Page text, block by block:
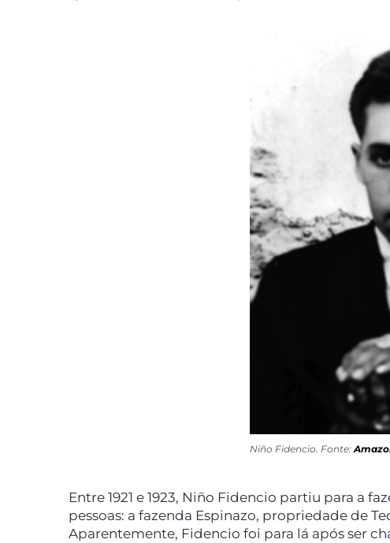
Niño Fidencio. Fonte:
Entre 1921 e 1923, Niño Fidencio partiu para a
pessoas: a fazenda Espinazo, propriedade de
Aparentemente, Fidencio foi para lá após ser